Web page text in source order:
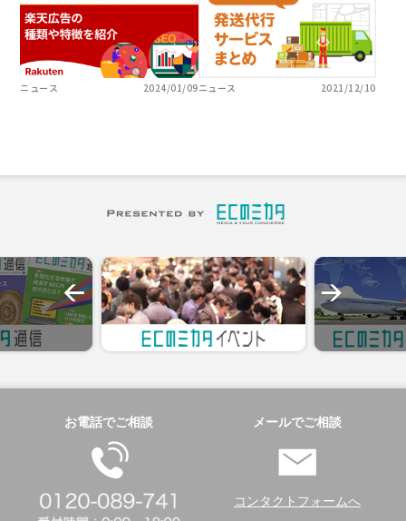
ニュース 2024/01/09ニュース 2021/12/10
お電話でご相談 メールでご相談
コンタクトフォームへ